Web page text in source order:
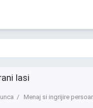
Iasi
Menaj si ingrijire